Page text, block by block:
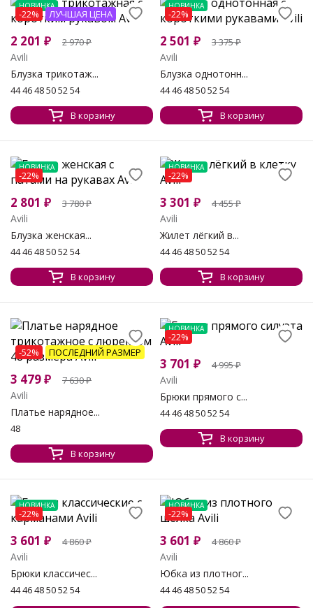
НОВИНКА
-22% ЛУЧШАЯ ЦЕНА
2 201 ₽ 2 970₽
Avili
Блузка трикотаж...
44 46 48 50 52 54
В корзину
НОВИНКА
-22%
2 501 ₽ 3 375₽
Avili
Блузка однотонн...
44 46 48 50 52 54
В корзину
НОВИНКА
-22%
2 801 ₽ 3 780₽
Avili
Блузка женская...
44 46 48 50 52 54
В корзину
НОВИНКА
-22%
3 301 ₽ 4 455₽
Avili
Жилет лёгкий в...
44 46 48 50 52 54
В корзину
-52% ПОСЛЕДНИЙ РАЗМЕР
3 479₽ 7 630₽
Avili
Платье нарядное...
48
В корзину
НОВИНКА
-22%
3 701 ₽ 4 995₽
Avili
Брюки прямого с...
44 46 48 50 52 54
В корзину
НОВИНКА
-22%
3 601 ₽ 4 860₽
Avili
Брюки классичес...
44 46 48 50 52 54
НОВИНКА
-22%
3 601 ₽ 4 860₽
Avili
Юбка из плотног...
44 46 48 50 52 54